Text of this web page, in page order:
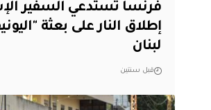
فرنسا تستدعي السفير
إطلاق النار على بعثة
لبنان
قبل سنتين